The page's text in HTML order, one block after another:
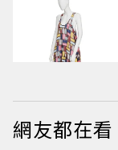
網友都在看